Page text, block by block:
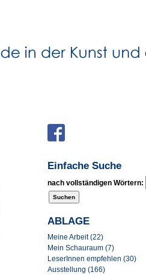
Einfache Suche
nach vollständigen Wörtern:
ABLAGE
Meine Arbeit (22)
Mein Schauraum (7)
LeserInnen empfehlen (30)
Ausstellung (166)